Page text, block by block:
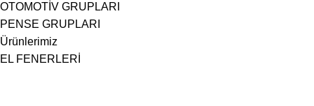
OTOMOTİV GRUPLARI
PENSE GRUPLARI
Ürünlerimiz
EL FENERLERİ